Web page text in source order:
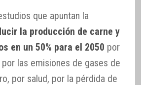
que apuntan la
la producción de carne y
en un 50% para el 2050 por
las emisiones de gases de
por salud, por la pérdida de